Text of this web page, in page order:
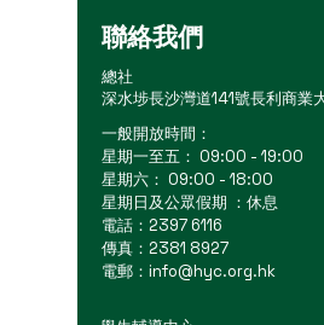
聯絡我們
總社
深水埗長沙灣道141號長利商業
一般開放時間：
星期一至五： 09:00 - 19:00
星期六： 09:00 - 18:00
星期日及公眾假期 ：休息
電話：2397 6116
傳真：2381 8927
電郵： info@hyc.org.hk